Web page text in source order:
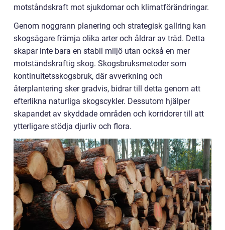
motståndskraft mot sjukdomar och klimatförändringar.
Genom noggrann planering och strategisk gallring kan
skogsägare främja olika arter och åldrar av träd. Detta
skapar inte bara en stabil miljö utan också en mer
motståndskraftig skog. Skogsbruksmetoder som
kontinuitetsskogsbruk, där avverkning och
återplantering sker gradvis, bidrar till detta genom att
efterlikna naturliga skogscykler. Dessutom hjälper
skapandet av skyddade områden och korridorer till att
ytterligare stödja djurliv och flora.